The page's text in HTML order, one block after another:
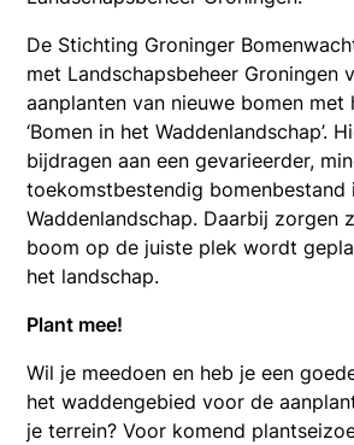
De Stichting Groninger
met Landschapsbeheer Groningen
aanplanten van nieuwe bomen met
‘Bomen in het Waddenlandschap’.
bijdragen aan een gevarieerder,
toekomstbestendig bomenbestand
Waddenlandschap. Daarbij zorgen
boom op de juiste plek wordt
het landschap.
Plant mee!
Wil je meedoen en heb je een
het waddengebied voor de
je terrein? Voor komend